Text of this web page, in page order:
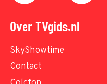
Over TVgids.nl
SkyShowtime
Contact